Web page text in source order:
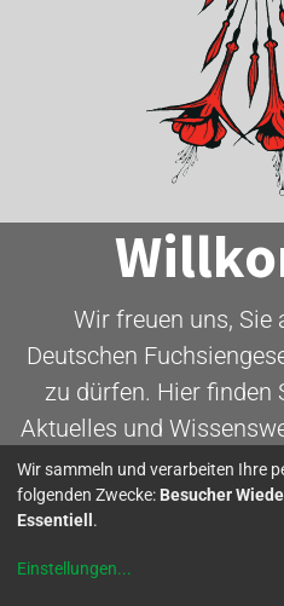
Wir freuen uns, Sie
Deutschen
zu dürfen. Hier finden
Aktuelles und
- die
Wir sammeln und verarbeiten Ihre
folgenden Zwecke: Besucher
Essentiell .
Einstellungen...